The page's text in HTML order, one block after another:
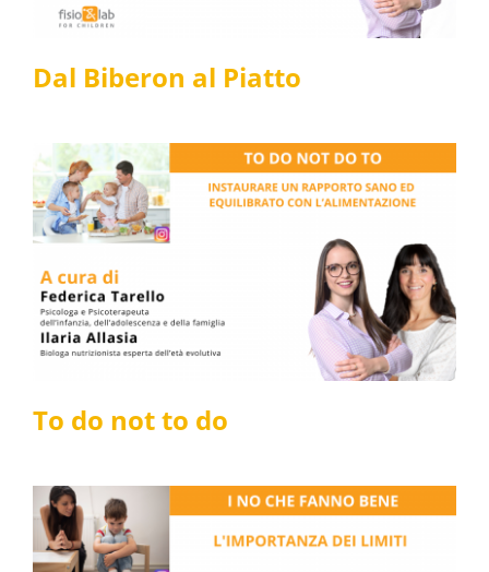
Dal Biberon al Piatto
To do not to do
Fisio for Children Infanzia
To do not to do